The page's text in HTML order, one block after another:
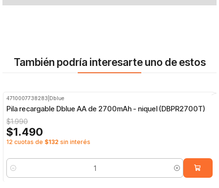
También podría interesarte uno de estos
4710007738283 Dblue
Pila recargable Dblue AA de 2700mAh - niquel (DBPR2700T)
$1.990
$1.490
12 cuotas de $132 sin interés
Cantidad